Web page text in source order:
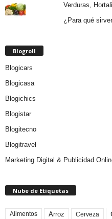
Verduras,
¿Para qué
Blogroll
Blogicars
Blogicasa
Blogichics
Blogistar
Blogitecno
Blogitravel
Marketing Digital & Publicidad
Nube de Etiquetas
Alimentos Arroz Cerveza